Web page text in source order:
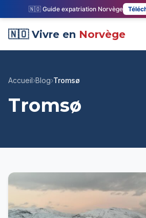
🇳🇴 Guide expatriation Norvège
🇳🇴 Vivre en Norvège
Accueil›Blog›Tromsø
Tromsø